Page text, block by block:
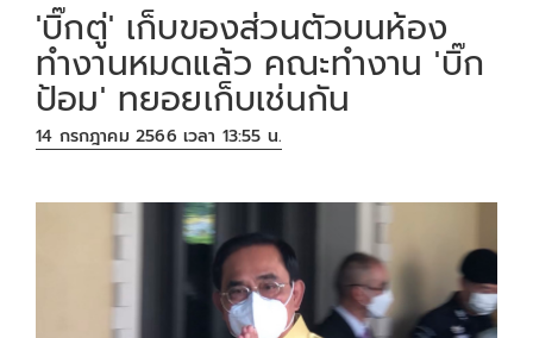
'บิ๊กตู่' เก็บของส่วนตัวบนห้อง
ทำงานหมดแล้ว คณะทำงาน 'บิ๊ก
ป้อม' ทยอยเก็บเช่นกัน
14 กรกฎาคม 2566 เวลา 13:55 น.